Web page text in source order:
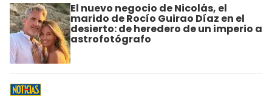
El nuevo negocio de Nicolás, el
marido de Rocío Guirao Díaz en el
desierto: de heredero de un imperio a
astrofotógrafo